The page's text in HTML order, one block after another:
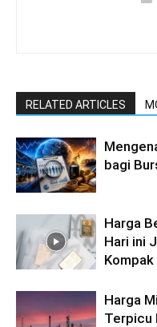
RELATED ARTICLES
bagi
Harga
Hari ini
Harga
Terpicu